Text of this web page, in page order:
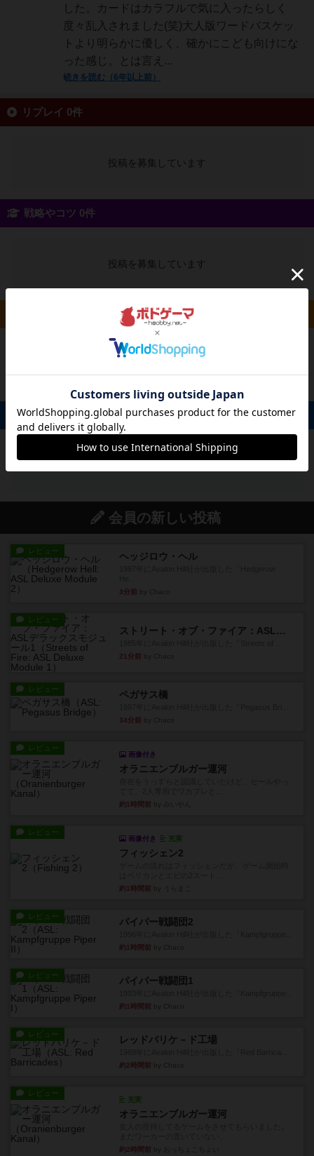
した。カードはカラフルで気に入ったらしく
度々乱入されました(笑)大人版ワードバスケッ
トより明らかに優しく、確かにこども向けにな
った感じ。とは言え...
続きを読む（6年以上前）
リプレイ 0件
投稿を募集しています
戦略やコツ 0件
投稿を募集しています
掲示板 0件
会員の新しい投稿
レビュー ヘッジロウ・ヘル
3分前
レビュー
ストリート・オブ・ファイア：ASLデラックスモジュール1
21分前
レビュー ペガサス橋
34分前
レビュー
画像付き
オラニエンブルガー運河
約1時間前
レビュー
画像付き 充実
フィッシェン2
約1時間前
レビュー パイパー戦闘団2
約1時間前
レビュー パイパー戦闘団1
約1時間前
レビュー レッドバリケ－ド工場
約2時間前
レビュー
充実
オラニエンブルガー運河
約2時間前